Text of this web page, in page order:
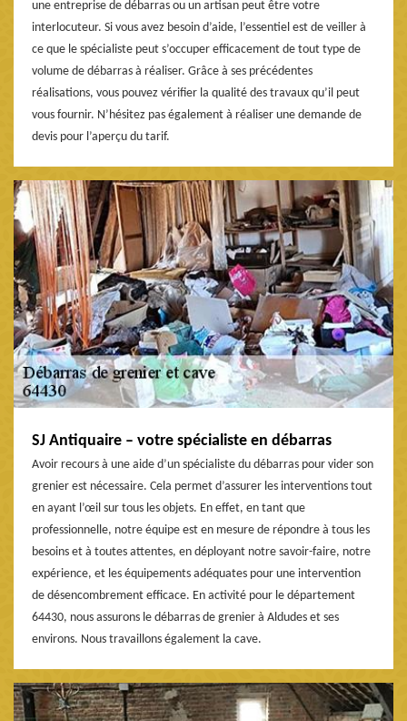
une entreprise de débarras ou un artisan peut être votre
interlocuteur. Si vous avez besoin d’aide, l’essentiel est de veiller à
ce que le spécialiste peut s’occuper efficacement de tout type de
volume de débarras à réaliser. Grâce à ses précédentes
réalisations, vous pouvez vérifier la qualité des travaux qu’il peut
vous fournir. N’hésitez pas également à réaliser une demande de
devis pour l’aperçu du tarif.
SJ Antiquaire – votre spécialiste en débarras
Avoir recours à une aide d’un spécialiste du débarras pour vider son
grenier est nécessaire. Cela permet d’assurer les interventions tout
en ayant l’œil sur tous les objets. En effet, en tant que
professionnelle, notre équipe est en mesure de répondre à tous les
besoins et à toutes attentes, en déployant notre savoir-faire, notre
expérience, et les équipements adéquates pour une intervention
de désencombrement efficace. En activité pour le département
64430, nous assurons le débarras de grenier à Aldudes et ses
environs. Nous travaillons également la cave.